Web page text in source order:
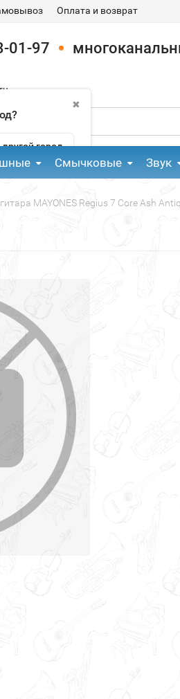
Оплата и возврат
01-97
✖
город
Смычковые Звук
MAYONES Regius 7 Core Ash